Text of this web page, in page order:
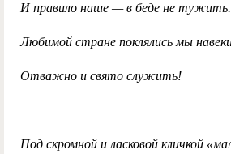
И правило наше — в беде не тужить.
Любимой стране поклялись мы
Отважно и свято служить!
Под скромной и ласковой кличкой